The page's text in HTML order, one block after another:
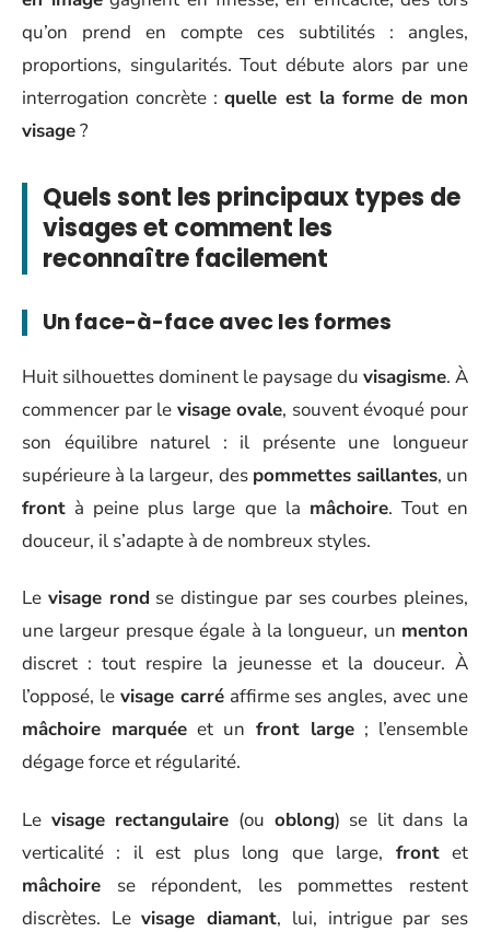
qu’on prend en compte ces subtilités : angles,
proportions, singularités. Tout débute alors par une
interrogation concrète :quelle est la forme de mon
visage?
Quels sont les principaux types de
visages et comment les
reconnaître facilement
Un face-à-face avec les formes
Huit silhouettes dominent le paysage du visagisme. À
commencer par le visage ovale, souvent évoqué pour
son équilibre naturel : il présente une longueur
supérieure à la largeur, des pommettes saillantes, un
front à peine plus large que la mâchoire. Tout en
douceur, il s’adapte à de nombreux styles.
Le visage rond se distingue par ses courbes pleines,
une largeur presque égale à la longueur, un menton
discret : tout respire la jeunesse et la douceur. À
l’opposé, le visage carréaffirme ses angles, avec une
mâchoire marquée et un front large; l’ensemble
dégage force et régularité.
Le visage rectangulaire (ou oblong) se lit dans la
verticalité : il est plus long que large, frontet
mâchoire se répondent, les pommettes restent
discrètes. Levisage diamant, lui, intrigue par ses